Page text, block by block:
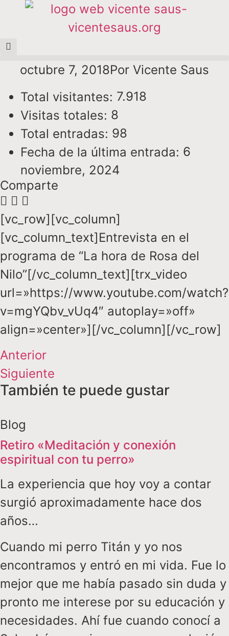
octubre 7, 2018Por Vicente Saus
Total visitantes: 7.918
Visitas totales: 8
Total entradas: 98
Fecha de la última entrada: 6
noviembre, 2024
Comparte
[vc_row][vc_column]
[vc_column_text]Entrevista en el
programa de “La hora de Rosa del
Nilo”[/vc_column_text][trx_video
url=»https://www.youtube.com/watch?
v=mgYQbv_vUq4″ autoplay=»off»
align=»center»][/vc_column][/vc_row]
Anterior
Siguiente
También te puede gustar
Blog
Retiro «Meditación y conexión
espiritual con tu perro»
La experiencia que hoy voy a contar
surgió aproximadamente hace dos
años…
Cuando mi perro Titán y yo nos
encontramos y entró en mi vida. Fue lo
mejor que me había pasado sin duda y
pronto me interese por su educación y
necesidades. Ahí fue cuando conocí a